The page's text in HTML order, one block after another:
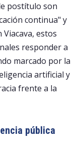
postítulo son
continua" y
estos
responder a
marcado por la
artificial y
frente a la
pública